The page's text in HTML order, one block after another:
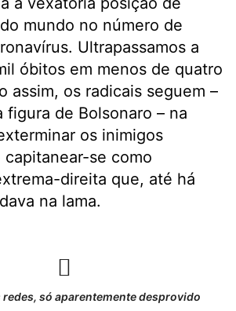
mundo no número de
Ultrapassamos a
óbitos em menos de quatro
assim, os radicais seguem –
figura de Bolsonaro – na
os inimigos
capitanear-se como
direita que, até há
na lama.
redes, só aparentemente desprovido